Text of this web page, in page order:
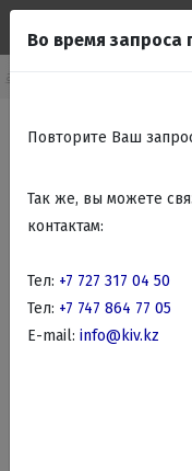
поверхности
Во время
Повторите Ваш
Так же, вы можете
контактам:
Тел: +7 727 317 04 50
Тел: +7 747 864 77 05
E-mail: info@kiv.kz